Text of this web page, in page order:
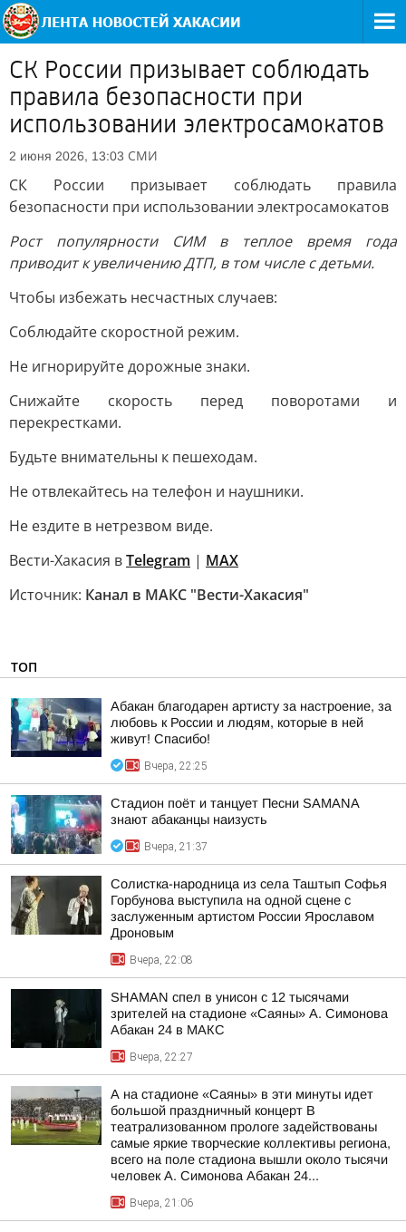
СК России призывает соблюдать
правила безопасности при
использовании электросамокатов
2 июня 2026, 13:03 СМИ
СК России призывает соблюдать правила
безопасности при использовании электросамокатов
Рост популярности СИМ в теплое время года
приводит к увеличению ДТП, в том числе с детьми.
Чтобы избежать несчастных случаев:
Соблюдайте скоростной режим.
Не игнорируйте дорожные знаки.
Снижайте скорость перед поворотами и
перекрестками.
Будьте внимательны к пешеходам.
Не отвлекайтесь на телефон и наушники.
Не ездите в нетрезвом виде.
Вести-Хакасия вTelegram | MAX
Источник: Канал в МАКС "Вести-Хакасия"
ТОП
Абакан благодарен артисту за настроение, за
любовь к России и людям, которые в ней
живут! Спасибо!
Вчера, 22:25
Стадион поёт и танцует Песни SAMANA
знают абаканцы наизусть
Вчера, 21:37
Солистка-народница из села Таштып Софья
Горбунова выступила на одной сцене с
заслуженным артистом России Ярославом
Дроновым
Вчера, 22:08
SHAMAN спел в унисон с 12 тысячами
зрителей на стадионе «Саяны» А. Симонова
Абакан 24 в МАКС
Вчера, 22:27
А на стадионе «Саяны» в эти минуты идет
большой праздничный концерт В
театрализованном прологе задействованы
самые яркие творческие коллективы региона,
всего на поле стадиона вышли около тысячи
человек А. Симонова Абакан 24...
Вчера, 21:06